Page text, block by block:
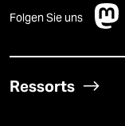
Folgen Sie uns
Ressorts